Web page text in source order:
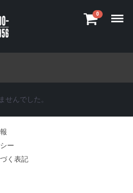
0
せんでした。
ー
く表記